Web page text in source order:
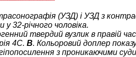
(УЗД) і УЗД з
32-річного чоловіка.
твердий вузлик в правій
4C. B. Кольоровий доплер
з проникаючими